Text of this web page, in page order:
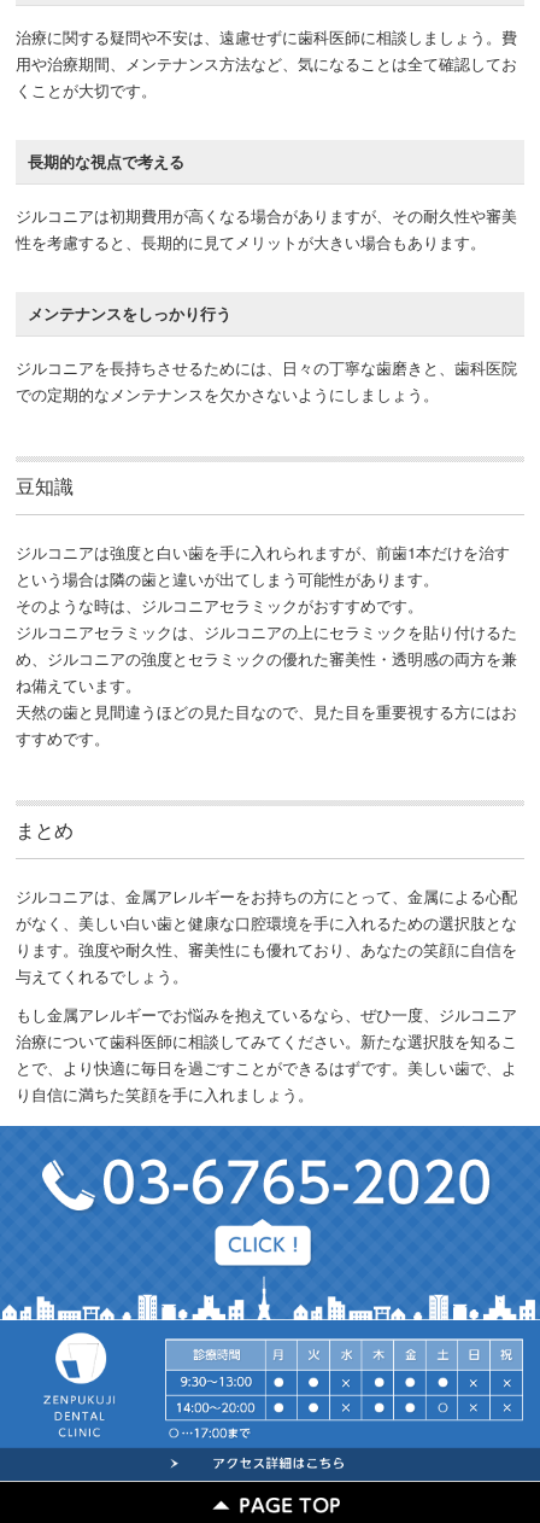
治療に関する疑問や不安は、遠慮せずに歯科医師に相談しましょう。費
用や治療期間、メンテナンス方法など、気になることは全て確認してお
くことが大切です。
長期的な視点で考える
ジルコニアは初期費用が高くなる場合がありますが、その耐久性や審美
性を考慮すると、長期的に見てメリットが大きい場合もあります。
メンテナンスをしっかり行う
ジルコニアを長持ちさせるためには、日々の丁寧な歯磨きと、歯科医院
での定期的なメンテナンスを欠かさないようにしましょう。
豆知識
ジルコニアは強度と白い歯を手に入れられますが、前歯1本だけを治す
という場合は隣の歯と違いが出てしまう可能性があります。
そのような時は、ジルコニアセラミックがおすすめです。
ジルコニアセラミックは、ジルコニアの上にセラミックを貼り付けるた
め、ジルコニアの強度とセラミックの優れた審美性・透明感の両方を兼
ね備えています。
天然の歯と見間違うほどの見た目なので、見た目を重要視する方にはお
すすめです。
まとめ
ジルコニアは、金属アレルギーをお持ちの方にとって、金属による心配
がなく、美しい白い歯と健康な口腔環境を手に入れるための選択肢とな
ります。強度や耐久性、審美性にも優れており、あなたの笑顔に自信を
与えてくれるでしょう。
もし金属アレルギーでお悩みを抱えているなら、ぜひ一度、ジルコニア
治療について歯科医師に相談してみてください。新たな選択肢を知るこ
とで、より快適に毎日を過ごすことができるはずです。美しい歯で、よ
り自信に満ちた笑顔を手に入れましょう。